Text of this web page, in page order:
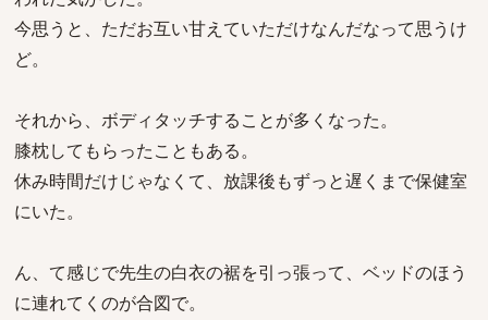
今思うと、ただお互い甘えていただけなんだなって思うけ
ど。
それから、ボディタッチすることが多くなった。
膝枕してもらったこともある。
休み時間だけじゃなくて、放課後もずっと遅くまで保健室
にいた。
ん、て感じで先生の白衣の裾を引っ張って、ベッドのほう
に連れてくのが合図で。